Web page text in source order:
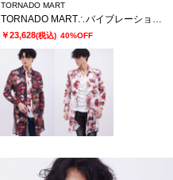
TORNADO MART
TORNADO MART∴バイブレーションフラワープリントロングシャツ
￥23,628(税込) 40%OFF